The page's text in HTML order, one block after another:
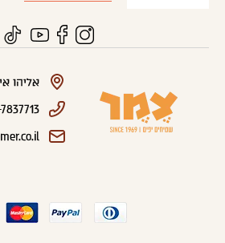
אליהו איתן 3, בית